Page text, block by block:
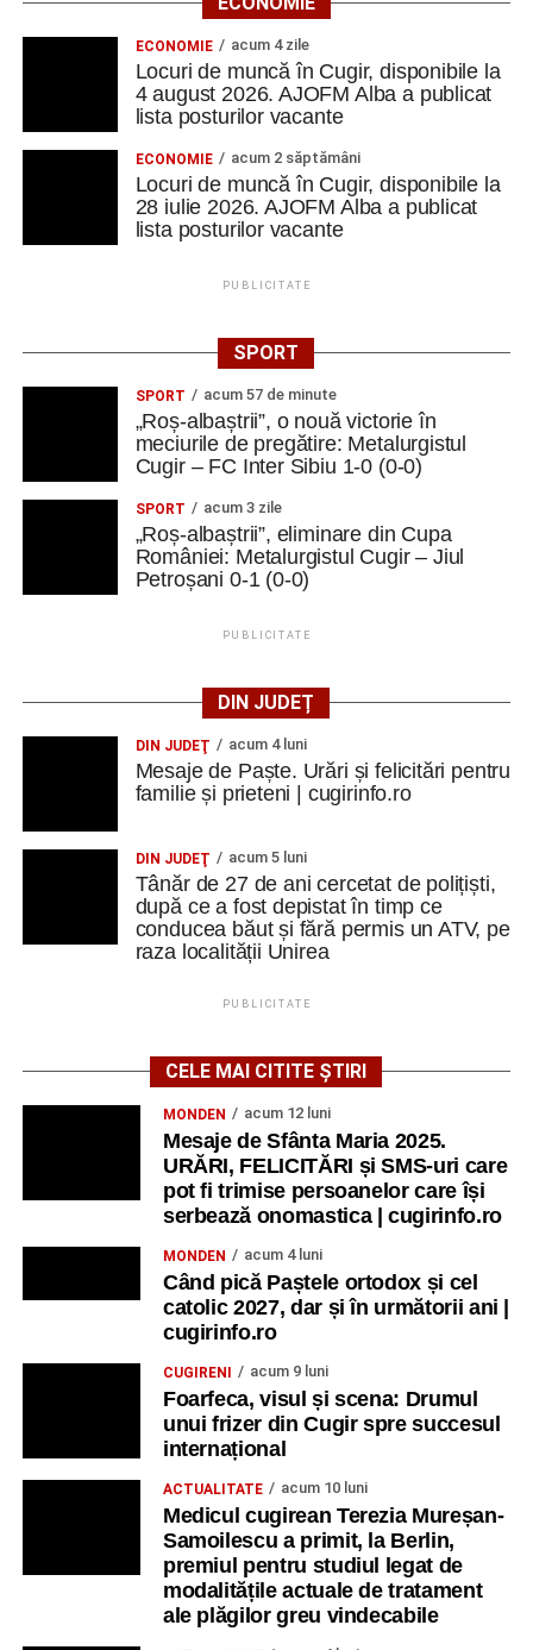
ECONOMIE acum 4 zile
Locuri de muncă în Cugir, disponibile la
4 august 2026. AJOFM Alba a publicat
lista posturilor vacante
ECONOMIE acum 2 săptămâni
Locuri de muncă în Cugir, disponibile la
28 iulie 2026. AJOFM Alba a publicat
lista posturilor vacante
PUBLICITATE
SPORT
SPORT acum 57 de minute
„Roș-albaștrii”, o nouă victorie în
meciurile de pregătire: Metalurgistul
Cugir – FC Inter Sibiu 1-0 (0-0)
SPORT acum 3 zile
„Roș-albaștrii”, eliminare din Cupa
României: Metalurgistul Cugir – Jiul
Petroșani 0-1 (0-0)
PUBLICITATE
DIN JUDEȚ
DIN JUDEŢ acum 4 luni
Mesaje de Paște. Urări și felicitări pentru
familie și prieteni | cugirinfo.ro
DIN JUDEŢ acum 5 luni
Tânăr de 27 de ani cercetat de polițiști,
după ce a fost depistat în timp ce
conducea băut și fără permis un ATV, pe
raza localității Unirea
PUBLICITATE
CELE MAI CITITE ȘTIRI
MONDEN acum 12 luni
Mesaje de Sfânta Maria 2025.
URĂRI, FELICITĂRI și SMS-uri care
pot fi trimise persoanelor care își
serbează onomastica | cugirinfo.ro
MONDEN acum 4 luni
Când pică Paștele ortodox și cel
catolic 2027, dar și în următorii ani |
cugirinfo.ro
CUGIRENI acum 9 luni
Foarfeca, visul și scena: Drumul
unui frizer din Cugir spre succesul
internațional
ACTUALITATE acum 10 luni
Medicul cugirean Terezia Mureșan-
Samoilescu a primit, la Berlin,
premiul pentru studiul legat de
modalitățile actuale de tratament
ale plăgilor greu vindecabile